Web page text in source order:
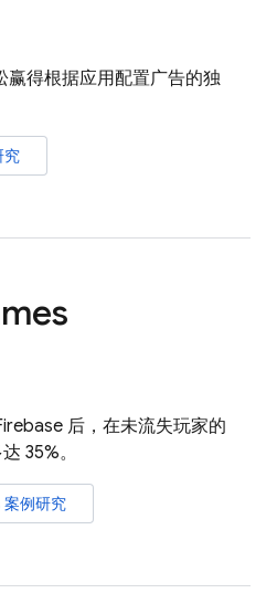
赢得根据应用配置广告的独
究
后，在未流失玩家的
35%。
例研究